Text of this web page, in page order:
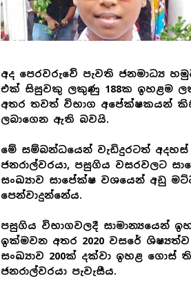
අද පෙරවරුවේ පැවති ජනමාධ්‍ය
එක් සිසුවකු ලකුණු 188ක ඉහළම
අතර තවත් විභාග අපේක්ෂකයන්
ලබාගෙන ඇති බවයි.
මේ සම්බන්ධයෙන් වැඩිදුරටත්
ජනරාල්වරයා, පසුගිය වසරවලට
සංඛ්‍යාව සාපේක්ෂ වශයෙන් අඩු
පෙන්වාදුන්නේය.
පසුගිය විභාගවලදී සාමාන්‍යයෙන්
ඉක්මවන අතර 2020 වසරේ
සංඛ්‍යාව 200ක් දක්වා ඉහළ ගොස්
ජනරාල්වරයා පැවැසීය.